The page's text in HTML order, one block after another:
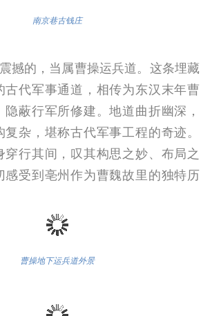
南京巷古钱庄
的，当属曹操运兵道。这条埋藏
古代军事通道，相传为东汉末年曹
蔽行军所修建。地道曲折幽深，
杂，堪称古代军事工程的奇迹。
穿行其间，叹其构思之妙、布局之
感受到亳州作为曹魏故里的独特历
曹操地下运兵道外景